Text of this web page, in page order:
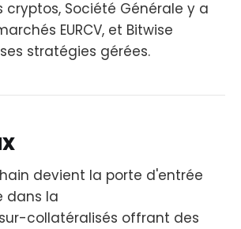
cryptos, Société Générale y a
EURCV, et Bitwise
stratégies gérées.
devient la porte d'entrée
dans la
sur-collatéralisés offrant des